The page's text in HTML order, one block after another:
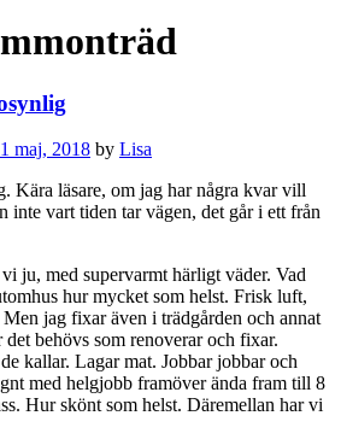
maj, 2018 by Lisa
Kära läsare, om jag har några kvar vill
inte vart tiden tar vägen, det går i ett från
ju, med supervarmt härligt väder. Vad
hur mycket som helst. Frisk luft,
jag fixar även i trädgården och annat
behövs som renoverar och fixar.
kallar. Lagar mat. Jobbar jobbar och
med helgjobb framöver ända fram till 8
Hur skönt som helst. Däremellan har vi